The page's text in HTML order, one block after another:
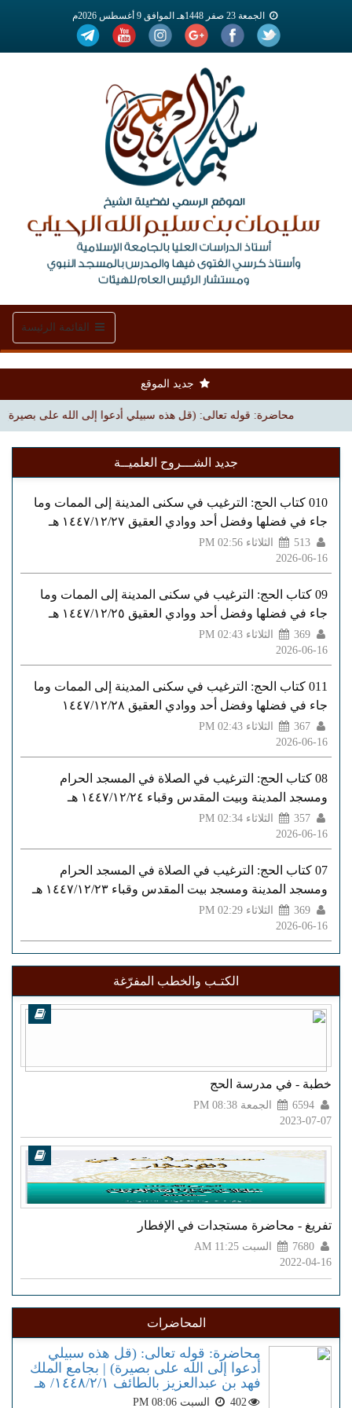
الجمعة 23 صفر 1448هـ الموافق 9 أغسطس 2026م
Toggle
navigation
القائمة الرئيسة
جديد الموقع
محاضرة: قوله تعالى: (قل هذه سبيلي أدعوا إلى الله على بصيرة) | بجامع
جديد الشـــروح العلميــة
010 كتاب الحج: الترغيب في سكنى المدينة إلى الممات وما
جاء في فضلها وفضل أحد ووادي العقيق ١٤٤٧/١٢/٢٧ هـ
الثلاثاء PM 02:56
2026-06-16
09 كتاب الحج: الترغيب في سكنى المدينة إلى الممات وما
جاء في فضلها وفضل أحد ووادي العقيق ١٤٤٧/١٢/٢٥ هـ
الثلاثاء PM 02:43
2026-06-16
011 كتاب الحج: الترغيب في سكنى المدينة إلى الممات وما
جاء في فضلها وفضل أحد ووادي العقيق ١٤٤٧/١٢/٢٨
الثلاثاء PM 02:43
2026-06-16
08 كتاب الحج: الترغيب في الصلاة في المسجد الحرام
ومسجد المدينة وبيت المقدس وقباء ١٤٤٧/١٢/٢٤ هـ
الثلاثاء PM 02:34
2026-06-16
07 كتاب الحج: الترغيب في الصلاة في المسجد الحرام
ومسجد المدينة ومسجد بيت المقدس وقباء ١٤٤٧/١٢/٢٣ هـ
الثلاثاء PM 02:29
2026-06-16
الكتـب والخطب المفرّغة
خطبة - في مدرسة الحج
الجمعة PM 08:38
2023-07-07
تفريغ - محاضرة مستجدات في الإفطار
السبت AM 11:25
2022-04-16
المحاضرات
محاضرة: قوله تعالى: (قل هذه سبيلي
أدعوا إلى الله على بصيرة) | بجامع الملك
فهد بن عبدالعزيز بالطائف ١٤٤٨/٢/١/ هـ
402 السبت PM 08:06